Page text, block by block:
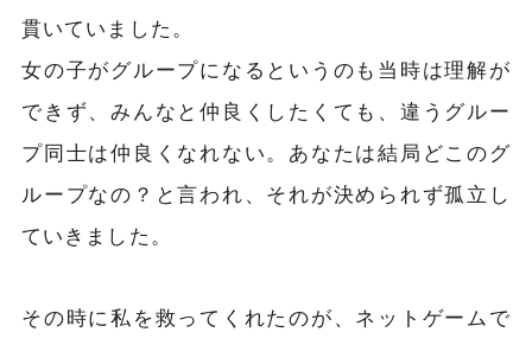
貫いていました。
女の子がグループになるというのも当時は理解が
できず、みんなと仲良くしたくても、違うグルー
プ同士は仲良くなれない。あなたは結局どこのグ
ループなの？と言われ、それが決められず孤立し
ていきました。
その時に私を救ってくれたのが、ネットゲームで